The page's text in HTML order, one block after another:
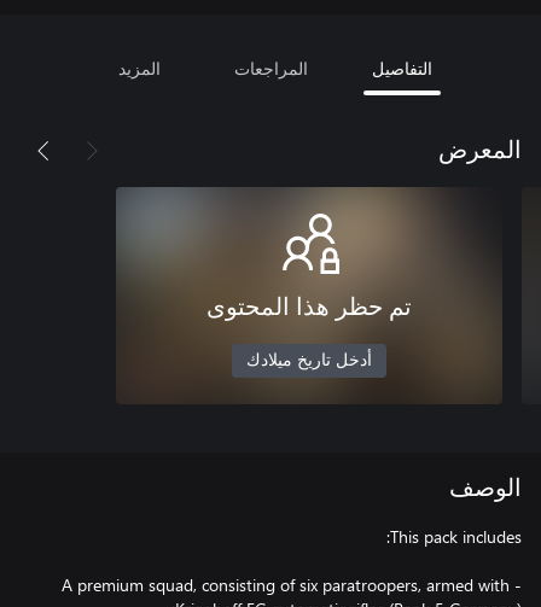
التفاصيل المراجعات المزيد
المعرض
تم حظر هذا المحتوى
أدخل تاريخ ميلادك
الوصف
- A premium squad, consisting of six paratroopers, armed with